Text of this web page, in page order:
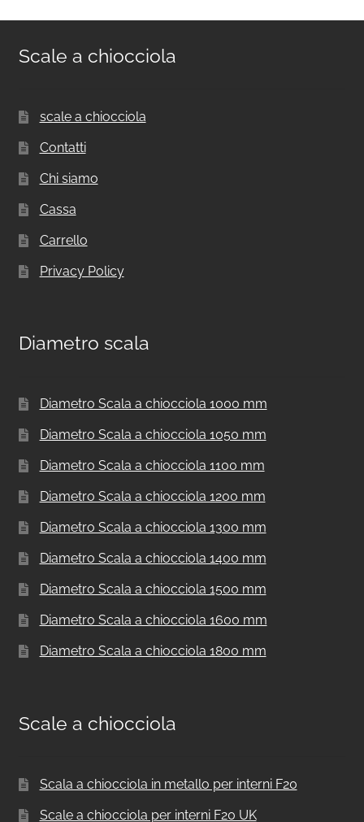
Scale a chiocciola
scale a chiocciola
Contatti
Chi siamo
Cassa
Carrello
Privacy Policy
Diametro scala
Diametro Scala a chiocciola 1000 mm
Diametro Scala a chiocciola 1050 mm
Diametro Scala a chiocciola 1100 mm
Diametro Scala a chiocciola 1200 mm
Diametro Scala a chiocciola 1300 mm
Diametro Scala a chiocciola 1400 mm
Diametro Scala a chiocciola 1500 mm
Diametro Scala a chiocciola 1600 mm
Diametro Scala a chiocciola 1800 mm
Scale a chiocciola
Scala a chiocciola in metallo per interni F20
Scale a chiocciola per interni F20 UK